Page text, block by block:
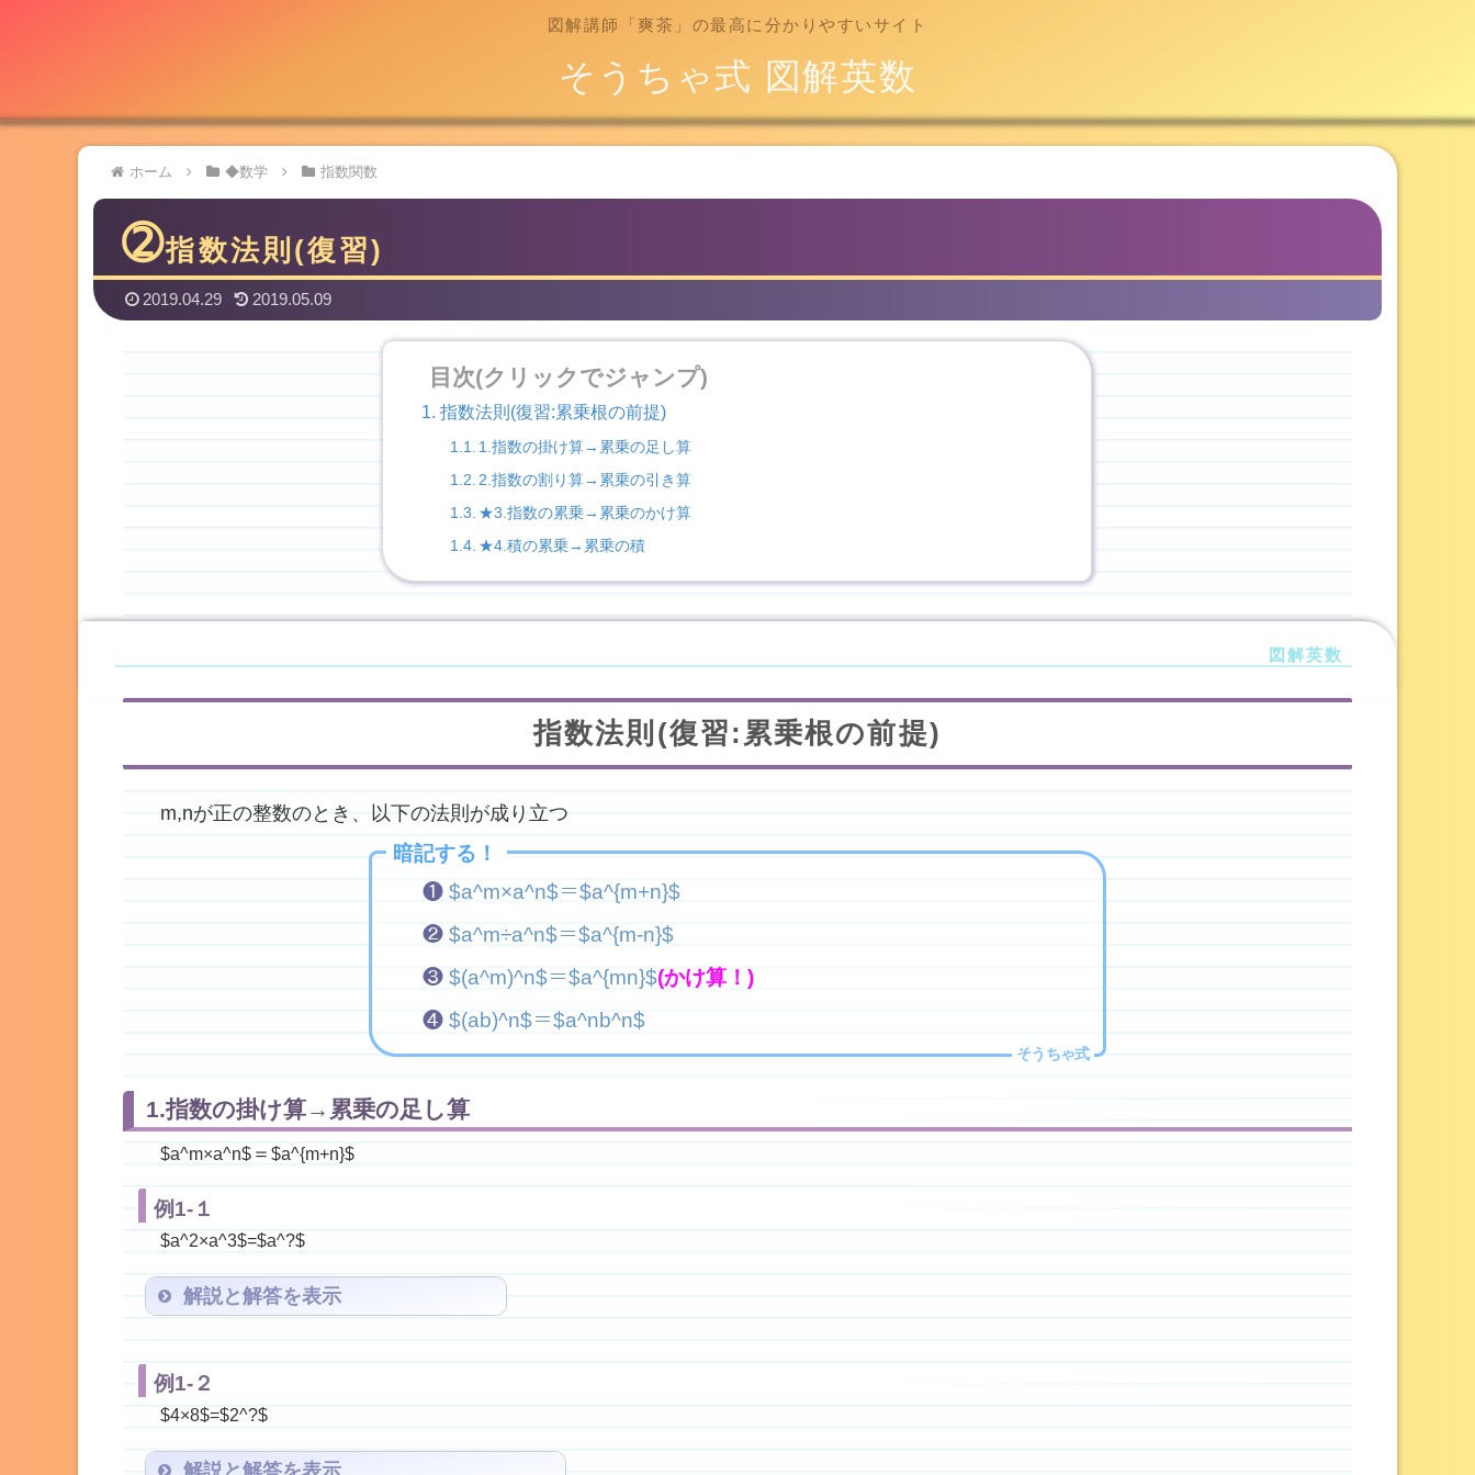
図解講師「爽茶」の最高に分かりやすいサイト
そうちゃ式 図解英数
ホーム ◆数学 指数関数
➁指数法則(復習)
2019.04.29 2019.05.09
目次(クリックでジャンプ)
指数法則(復習:累乗根の前提)
1.指数の掛け算→累乗の足し算
2.指数の割り算→累乗の引き算
★3.指数の累乗→累乗のかけ算
★4.積の累乗→累乗の積
指数法則(復習:累乗根の前提)
m,nが正の整数のとき、以下の法則が成り立つ
暗記する！
❶ $a^m×a^n$＝$a^{m+n}$
❷ $a^m÷a^n$＝$a^{m-n}$
❸ $(a^m)^n$＝$a^{mn}$(かけ算！)
❹ $(ab)^n$＝$a^nb^n$
1.指数の掛け算→累乗の足し算
$a^m×a^n$＝ $a^{m+n}$
例1-１
$a^2×a^3$=$a^?$
解説と解答を表示
例1-２
$4×8$=$2^?$
解説と解答を表示